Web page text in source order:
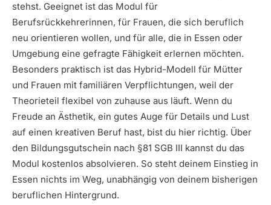
stehst. Geeignet ist das Modul für
Berufsrückkehrerinnen, für Frauen, die sich beruflich
neu orientieren wollen, und für alle, die in Essen oder
Umgebung eine gefragte Fähigkeit erlernen möchten.
Besonders praktisch ist das Hybrid-Modell für Mütter
und Frauen mit familiären Verpflichtungen, weil der
Theorieteil flexibel von zuhause aus läuft. Wenn du
Freude an Ästhetik, ein gutes Auge für Details und Lust
auf einen kreativen Beruf hast, bist du hier richtig. Über
den Bildungsgutschein nach §81 SGB III kannst du das
Modul kostenlos absolvieren. So steht deinem Einstieg in
Essen nichts im Weg, unabhängig von deinem bisherigen
beruflichen Hintergrund.